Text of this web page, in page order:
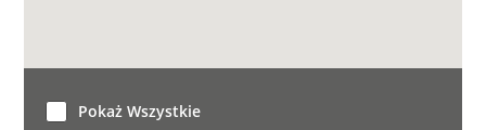
Pokaż Wszystkie